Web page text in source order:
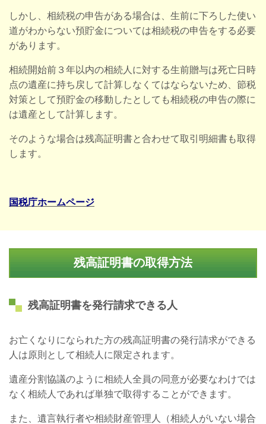
しかし、相続税の申告がある場合は、生前に下ろした使い
道がわからない預貯金については相続税の申告をする必要
があります。
相続開始前３年以内の相続人に対する生前贈与は死亡日時
点の遺産に持ち戻して計算しなくてはならないため、節税
対策として預貯金の移動したとしても相続税の申告の際に
は遺産として計算します。
そのような場合は残高証明書と合わせて取引明細書も取得
します。
国税庁ホームページ
残高証明書の取得方法
残高証明書を発行請求できる人
お亡くなりになられた方の残高証明書の発行請求ができる
人は原則として相続人に限定されます。
遺産分割協議のように相続人全員の同意が必要なわけでは
なく相続人であれば単独で取得することができます。
また、遺言執行者や相続財産管理人（相続人がいない場合